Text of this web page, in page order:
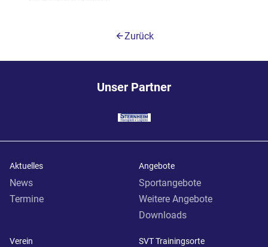
Zurück
Unser Partner
Aktuelles
News
Termine
Angebote
Sportangebote
Weitere Angebote
Downloads
Verein SVT Trainingsorte